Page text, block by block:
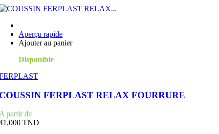
Aperçu rapide
Ajouter au panier
Disponible
FERPLAST RELAX FOURRURE
partir de
TND